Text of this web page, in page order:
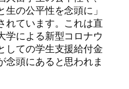
の公平性を念頭に」
れています。これは直
学による新型コロナウ
しての学生支援給付金
念頭にあると思われま